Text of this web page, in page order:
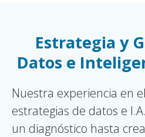
Estrategia y
Datos e
Nuestra experiencia en
estrategias de datos e
un diagnóstico hasta